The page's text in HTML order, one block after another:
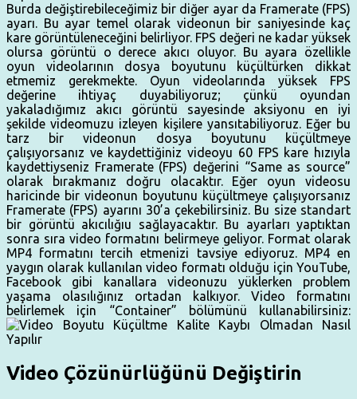
Burda değiştirebileceğimiz bir diğer ayar da Framerate (FPS)
ayarı. Bu ayar temel olarak videonun bir saniyesinde kaç
kare görüntüleneceğini belirliyor. FPS değeri ne kadar yüksek
olursa görüntü o derece akıcı oluyor. Bu ayara özellikle
oyun videolarının dosya boyutunu küçültürken dikkat
etmemiz gerekmekte. Oyun videolarında yüksek FPS
değerine ihtiyaç duyabiliyoruz; çünkü oyundan
yakaladığımız akıcı görüntü sayesinde aksiyonu en iyi
şekilde videomuzu izleyen kişilere yansıtabiliyoruz. Eğer bu
tarz bir videonun dosya boyutunu küçültmeye
çalışıyorsanız ve kaydettiğiniz videoyu 60 FPS kare hızıyla
kaydettiyseniz Framerate (FPS) değerini “Same as source”
olarak bırakmanız doğru olacaktır. Eğer oyun videosu
haricinde bir videonun boyutunu küçültmeye çalışıyorsanız
Framerate (FPS) ayarını 30’a çekebilirsiniz. Bu size standart
bir görüntü akıcılığıu sağlayacaktır. Bu ayarları yaptıktan
sonra sıra video formatını belirmeye geliyor. Format olarak
MP4 formatını tercih etmenizi tavsiye ediyoruz. MP4 en
yaygın olarak kullanılan video formatı olduğu için YouTube,
Facebook gibi kanallara videonuzu yüklerken problem
yaşama olasılığınız ortadan kalkıyor. Video formatını
belirlemek için “Container” bölümünü kullanabilirsiniz:
Video Çözünürlüğünü Değiştirin